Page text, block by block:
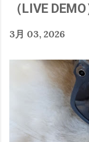
（LIVE DEMO
3月 03, 2026